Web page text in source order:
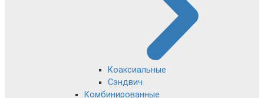
Коаксиальные
Сэндвич
Комбинированные